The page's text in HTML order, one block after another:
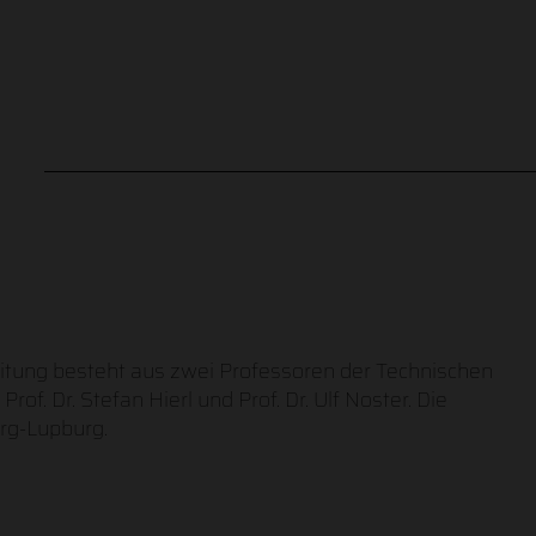
besteht aus zwei Professoren der Technischen
Dr. Stefan Hierl und Prof. Dr. Ulf Noster. Die
Lupburg.